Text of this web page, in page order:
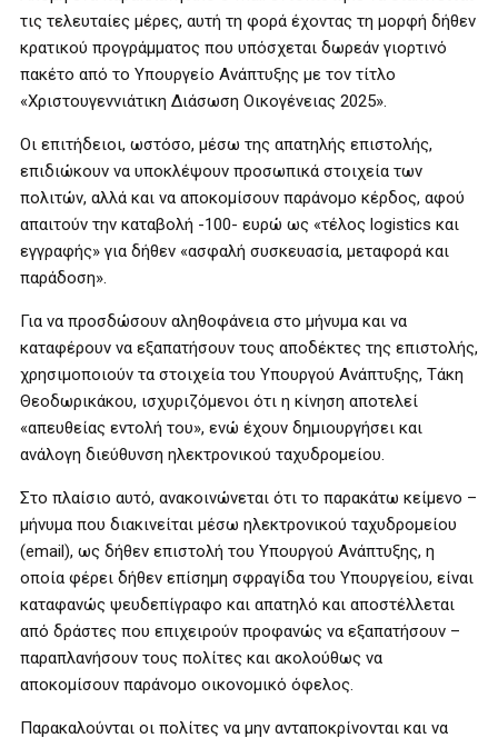
τις τελευταίες μέρες, αυτή τη φορά έχοντας τη μορφή δήθεν
κρατικού προγράμματος που υπόσχεται δωρεάν γιορτινό
πακέτο από το Υπουργείο Ανάπτυξης με τον τίτλο
«Χριστουγεννιάτικη Διάσωση Οικογένειας 2025».
Οι επιτήδειοι, ωστόσο, μέσω της απατηλής επιστολής,
επιδιώκουν να υποκλέψουν προσωπικά στοιχεία των
πολιτών, αλλά και να αποκομίσουν παράνομο κέρδος, αφού
απαιτούν την καταβολή -100- ευρώ ως «τέλος logistics και
εγγραφής» για δήθεν «ασφαλή συσκευασία, μεταφορά και
παράδοση».
Για να προσδώσουν αληθοφάνεια στο μήνυμα και να
καταφέρουν να εξαπατήσουν τους αποδέκτες της επιστολής,
χρησιμοποιούν τα στοιχεία του Υπουργού Ανάπτυξης, Τάκη
Θεοδωρικάκου, ισχυριζόμενοι ότι η κίνηση αποτελεί
«απευθείας εντολή του», ενώ έχουν δημιουργήσει και
ανάλογη διεύθυνση ηλεκτρονικού ταχυδρομείου.
Στο πλαίσιο αυτό, ανακοινώνεται ότι το παρακάτω κείμενο –
μήνυμα που διακινείται μέσω ηλεκτρονικού ταχυδρομείου
(email), ως δήθεν επιστολή του Υπουργού Ανάπτυξης, η
οποία φέρει δήθεν επίσημη σφραγίδα του Υπουργείου, είναι
καταφανώς ψευδεπίγραφο και απατηλό και αποστέλλεται
από δράστες που επιχειρούν προφανώς να εξαπατήσουν –
παραπλανήσουν τους πολίτες και ακολούθως να
αποκομίσουν παράνομο οικονομικό όφελος.
Παρακαλούνται οι πολίτες να μην ανταποκρίνονται και να